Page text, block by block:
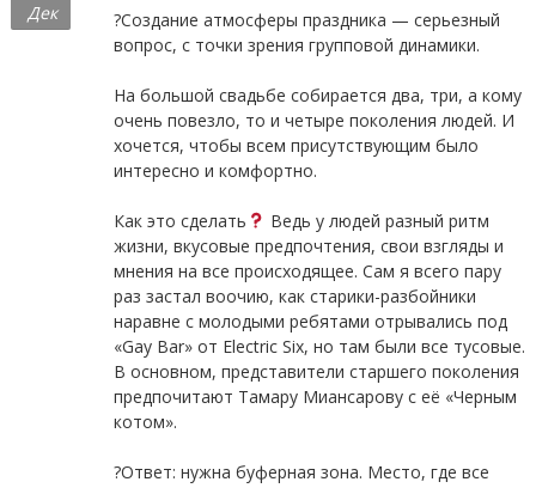
Дек
?Создание атмосферы праздника — серьезный
вопрос, с точки зрения групповой динамики.
На большой свадьбе собирается два, три, а кому
очень повезло, то и четыре поколения людей. И
хочется, чтобы всем присутствующим было
интересно и комфортно.
Как это сделать
Ведь у людей разный ритм
жизни, вкусовые предпочтения, свои взгляды и
мнения на все происходящее. Сам я всего пару
раз застал воочию, как старики-разбойники
наравне с молодыми ребятами отрывались под
«Gay Bar» от Electric Six, но там были все тусовые.
В основном, представители старшего поколения
предпочитают Тамару Миансарову с её «Черным
котом».
?Ответ: нужна буферная зона. Место, где все